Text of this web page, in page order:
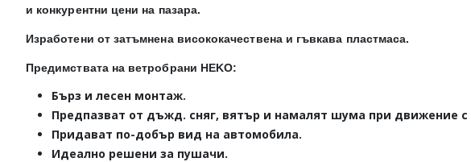
и конкурентни цени на пазара.
Изработени от затъмнена висококачествена и гъвкава пластмаса.
Предимствата на ветробрани HEKO:
Бърз и лесен монтаж.
Предпазват от дъжд. сняг, вятър и намалят шума при движение с
Придават по-добър вид на автомобила.
Идеално решени за пушачи.